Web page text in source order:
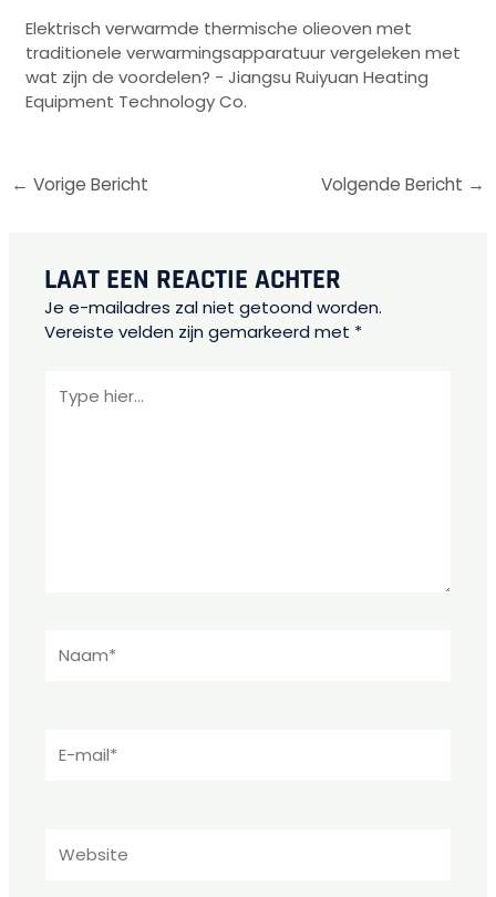
Elektrisch verwarmde thermische olieoven met
traditionele verwarmingsapparatuur vergeleken met
wat zijn de voordelen? - Jiangsu Ruiyuan Heating
Equipment Technology Co.
← Vorige Bericht Volgende Bericht →
LAAT EEN REACTIE ACHTER
Je e-mailadres zal niet getoond worden.
Vereiste velden zijn gemarkeerd met *
hier...
mail*